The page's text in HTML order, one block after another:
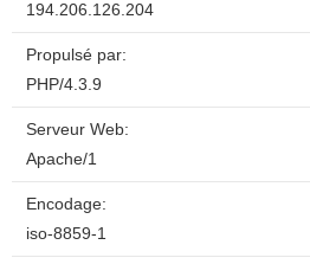
194.206.126.204
Propulsé par:
PHP/4.3.9
Serveur Web:
Apache/1
Encodage:
iso-8859-1